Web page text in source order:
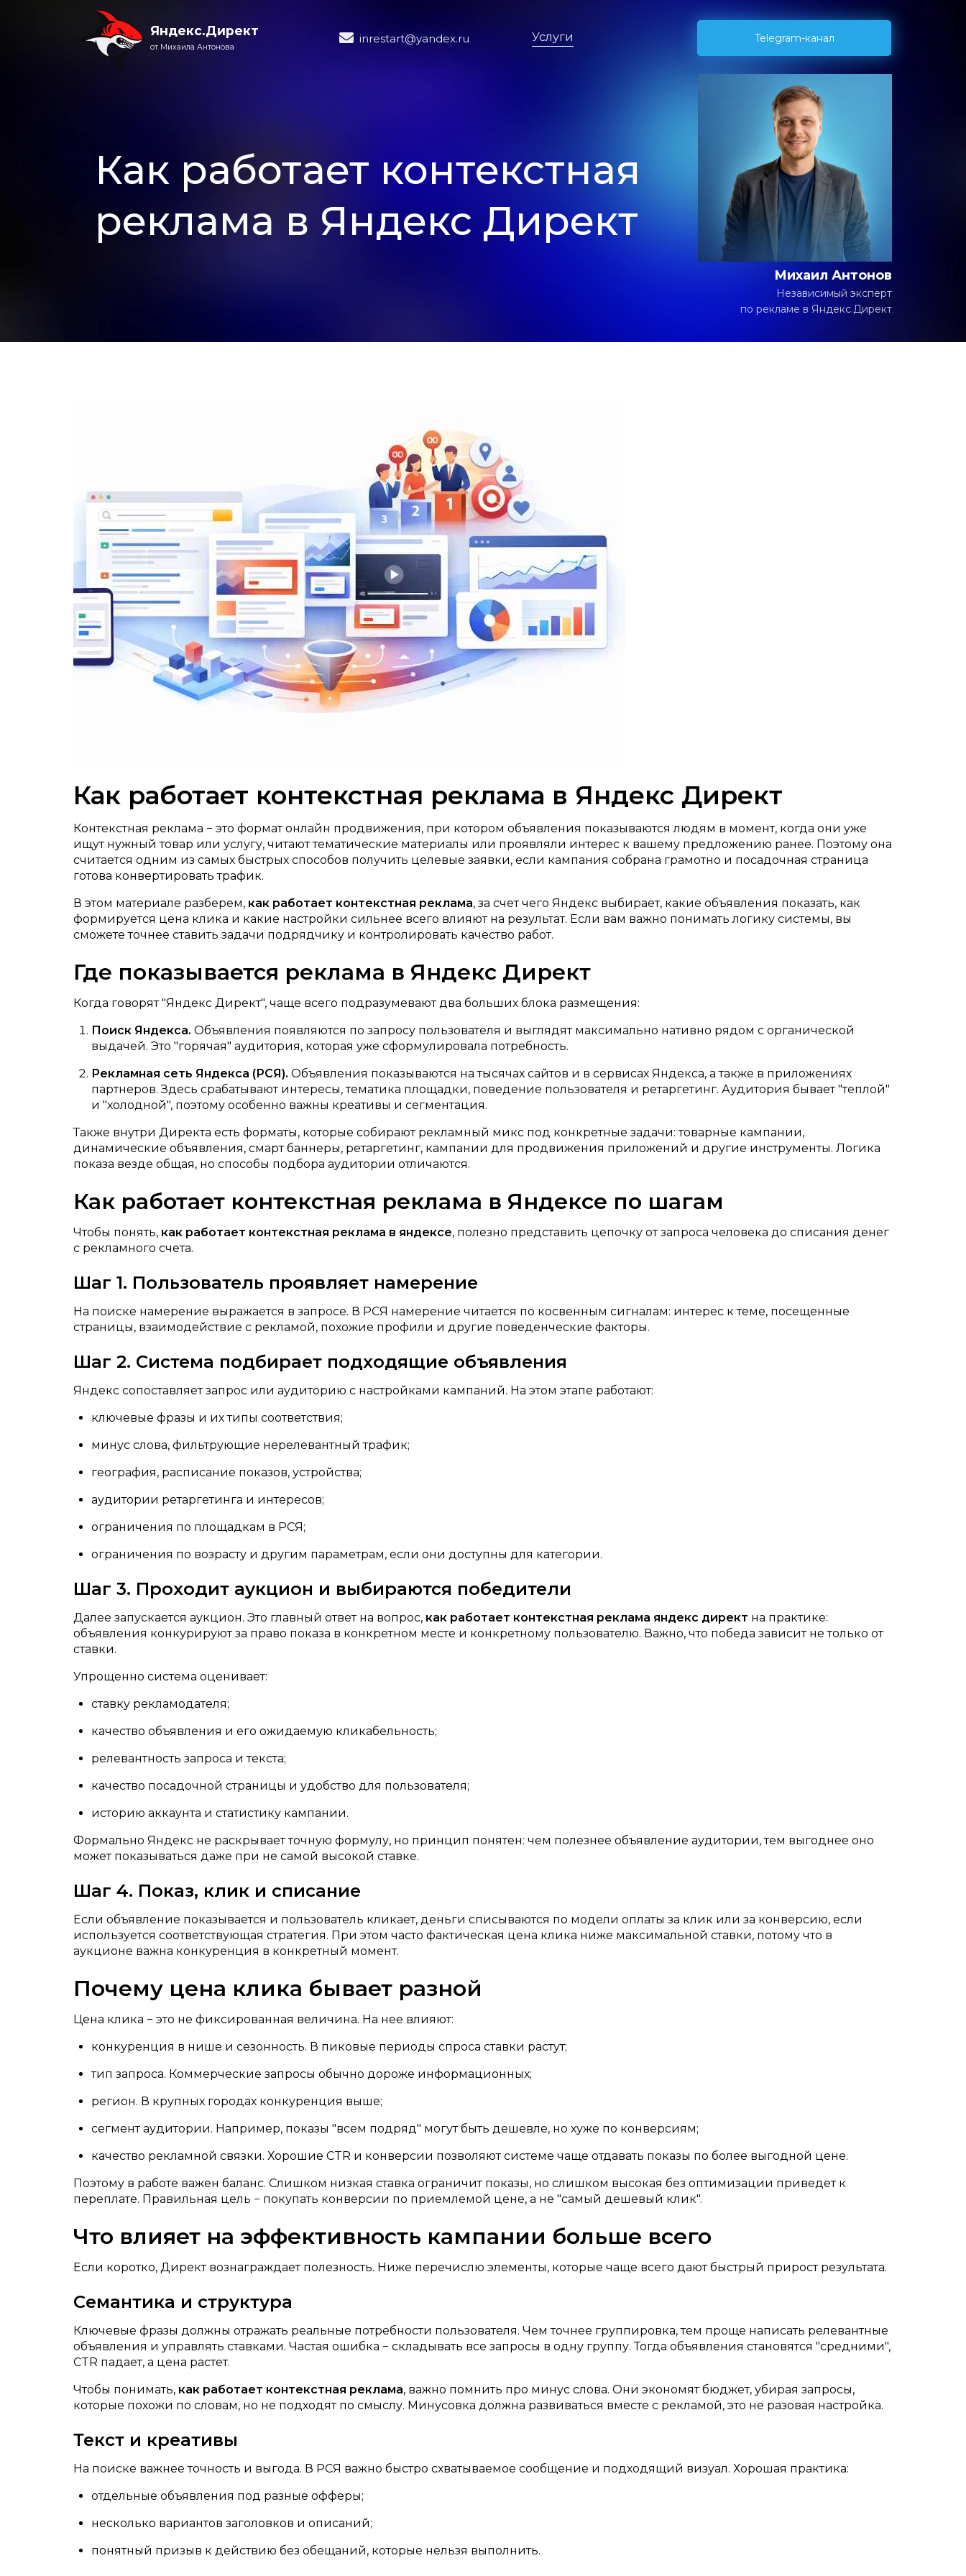
Яндекс.Директ
от Михаила Антонова
inrestart@yandex.ru Услуги Telegram-канал
Как работает контекстная
реклама в Яндекс Директ
Михаил Антонов
Независимый эксперт
по рекламе в Яндекс.Директ
Как работает контекстная реклама в Яндекс Директ
Контекстная реклама − это формат онлайн продвижения, при котором объявления показываются людям в момент, когда они уже
ищут нужный товар или услугу, читают тематические материалы или проявляли интерес к вашему предложению ранее. Поэтому она
считается одним из самых быстрых способов получить целевые заявки, если кампания собрана грамотно и посадочная страница
готова конвертировать трафик.
В этом материале разберем, как работает контекстная реклама, за счет чего Яндекс выбирает, какие объявления показать, как
формируется цена клика и какие настройки сильнее всего влияют на результат. Если вам важно понимать логику системы, вы
сможете точнее ставить задачи подрядчику и контролировать качество работ.
Где показывается реклама в Яндекс Директ
Когда говорят "Яндекс Директ", чаще всего подразумевают два больших блока размещения:
Поиск Яндекса. Объявления появляются по запросу пользователя и выглядят максимально нативно рядом с органической
выдачей. Это "горячая" аудитория, которая уже сформулировала потребность.
Рекламная сеть Яндекса (РСЯ). Объявления показываются на тысячах сайтов и в сервисах Яндекса, а также в приложениях
партнеров. Здесь срабатывают интересы, тематика площадки, поведение пользователя и ретаргетинг. Аудитория бывает "теплой"
и "холодной", поэтому особенно важны креативы и сегментация.
Также внутри Директа есть форматы, которые собирают рекламный микс под конкретные задачи: товарные кампании,
динамические объявления, смарт баннеры, ретаргетинг, кампании для продвижения приложений и другие инструменты. Логика
показа везде общая, но способы подбора аудитории отличаются.
Как работает контекстная реклама в Яндексе по шагам
Чтобы понять, как работает контекстная реклама в яндексе, полезно представить цепочку от запроса человека до списания денег
с рекламного счета.
Шаг 1. Пользователь проявляет намерение
На поиске намерение выражается в запросе. В РСЯ намерение читается по косвенным сигналам: интерес к теме, посещенные
страницы, взаимодействие с рекламой, похожие профили и другие поведенческие факторы.
Шаг 2. Система подбирает подходящие объявления
Яндекс сопоставляет запрос или аудиторию с настройками кампаний. На этом этапе работают:
ключевые фразы и их типы соответствия;
минус слова, фильтрующие нерелевантный трафик;
география, расписание показов, устройства;
аудитории ретаргетинга и интересов;
ограничения по площадкам в РСЯ;
ограничения по возрасту и другим параметрам, если они доступны для категории.
Шаг 3. Проходит аукцион и выбираются победители
Далее запускается аукцион. Это главный ответ на вопрос, как работает контекстная реклама яндекс директ на практике:
объявления конкурируют за право показа в конкретном месте и конкретному пользователю. Важно, что победа зависит не только от
ставки.
Упрощенно система оценивает:
ставку рекламодателя;
качество объявления и его ожидаемую кликабельность;
релевантность запроса и текста;
качество посадочной страницы и удобство для пользователя;
историю аккаунта и статистику кампании.
Формально Яндекс не раскрывает точную формулу, но принцип понятен: чем полезнее объявление аудитории, тем выгоднее оно
может показываться даже при не самой высокой ставке.
Шаг 4. Показ, клик и списание
Если объявление показывается и пользователь кликает, деньги списываются по модели оплаты за клик или за конверсию, если
используется соответствующая стратегия. При этом часто фактическая цена клика ниже максимальной ставки, потому что в
аукционе важна конкуренция в конкретный момент.
Почему цена клика бывает разной
Цена клика − это не фиксированная величина. На нее влияют:
конкуренция в нише и сезонность. В пиковые периоды спроса ставки растут;
тип запроса. Коммерческие запросы обычно дороже информационных;
регион. В крупных городах конкуренция выше;
сегмент аудитории. Например, показы "всем подряд" могут быть дешевле, но хуже по конверсиям;
качество рекламной связки. Хорошие CTR и конверсии позволяют системе чаще отдавать показы по более выгодной цене.
Поэтому в работе важен баланс. Слишком низкая ставка ограничит показы, но слишком высокая без оптимизации приведет к
переплате. Правильная цель − покупать конверсии по приемлемой цене, а не "самый дешевый клик".
Что влияет на эффективность кампании больше всего
Если коротко, Директ вознаграждает полезность. Ниже перечислю элементы, которые чаще всего дают быстрый прирост результата.
Семантика и структура
Ключевые фразы должны отражать реальные потребности пользователя. Чем точнее группировка, тем проще написать релевантные
объявления и управлять ставками. Частая ошибка − складывать все запросы в одну группу. Тогда объявления становятся "средними",
CTR падает, а цена растет.
Чтобы понимать, как работает контекстная реклама, важно помнить про минус слова. Они экономят бюджет, убирая запросы,
которые похожи по словам, но не подходят по смыслу. Минусовка должна развиваться вместе с рекламой, это не разовая настройка.
Текст и креативы
На поиске важнее точность и выгода. В РСЯ важно быстро схватываемое сообщение и подходящий визуал. Хорошая практика:
отдельные объявления под разные офферы;
несколько вариантов заголовков и описаний;
понятный призыв к действию без обещаний, которые нельзя выполнить.